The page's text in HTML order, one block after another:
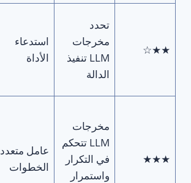
★★☆
تحدد
مخرجات
LLM تنفيذ
الدالة
استدعاء
الأداة
★★★
مخرجات
LLM تتحكم
في التكرار
واستمرار
عامل متعدد
الخطوات